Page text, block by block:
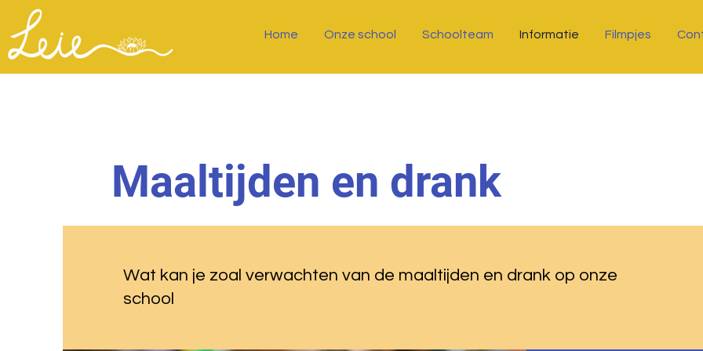
Home Onze school Schoolteam Informatie Filmpjes
Maaltijden en drank
Wat kan je zoal verwachten van de maaltijden en drank op onze
school